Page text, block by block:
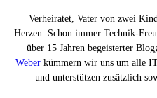
Verheiratet, Vater von zwei
Herzen. Schon immer Technik-
über 15 Jahren begeisterter
Weberkümmern wir uns um alle
und unterstützen zusätzlich